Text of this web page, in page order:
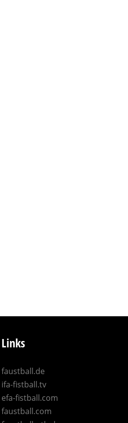
Links
faustball.de
ifa-fistball.tv
efa-fistball.com
faustball.com